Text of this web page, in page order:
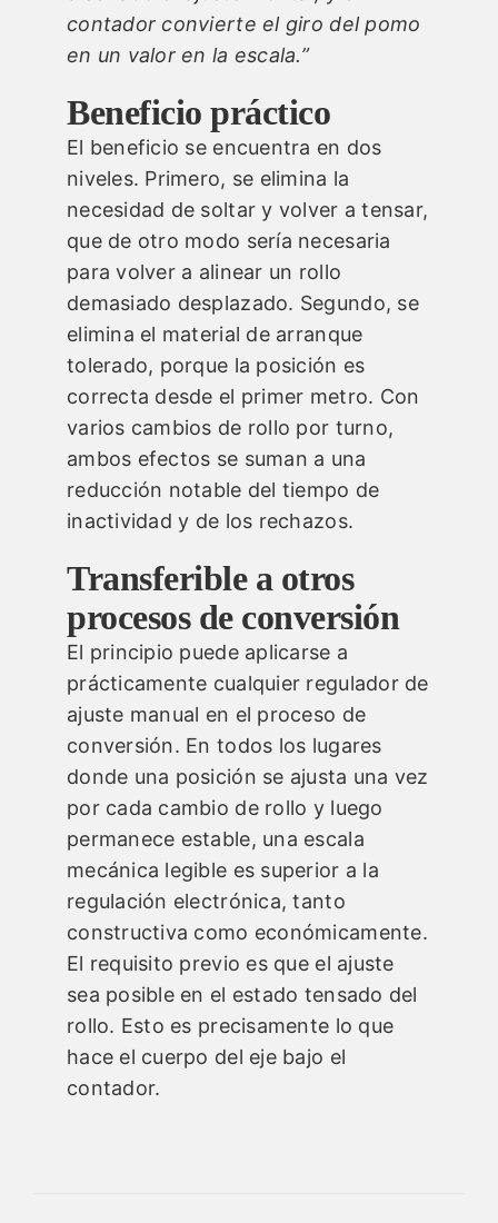
contador convierte el giro del pomo
en un valor en la escala.”
Beneficio práctico
El beneficio se encuentra en dos
niveles. Primero, se elimina la
necesidad de soltar y volver a tensar,
que de otro modo sería necesaria
para volver a alinear un rollo
demasiado desplazado. Segundo, se
elimina el material de arranque
tolerado, porque la posición es
correcta desde el primer metro. Con
varios cambios de rollo por turno,
ambos efectos se suman a una
reducción notable del tiempo de
inactividad y de los rechazos.
Transferible a otros
procesos de conversión
El principio puede aplicarse a
prácticamente cualquier regulador de
ajuste manual en el proceso de
conversión. En todos los lugares
donde una posición se ajusta una vez
por cada cambio de rollo y luego
permanece estable, una escala
mecánica legible es superior a la
regulación electrónica, tanto
constructiva como económicamente.
El requisito previo es que el ajuste
sea posible en el estado tensado del
rollo. Esto es precisamente lo que
hace el cuerpo del eje bajo el
contador.